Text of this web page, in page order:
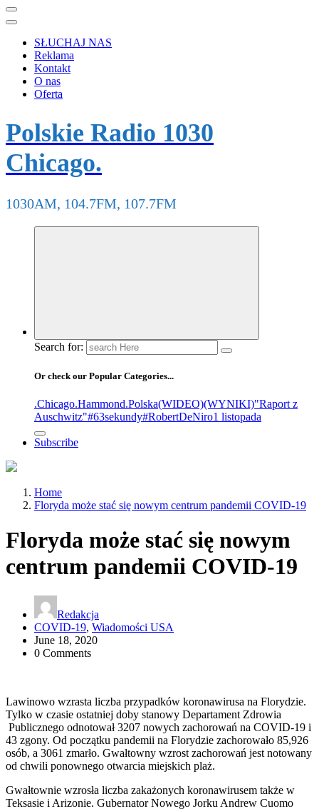
SŁUCHAJ NAS
Reklama
Kontakt
O nas
Oferta
Polskie Radio 1030
Chicago.
1030AM, 104.7FM, 107.7FM
Search for:
Or check our Popular Categories...
.Chicago.Hammond.Polska(WIDEO)(WYNIKI)"Raport z
Auschwitz"#63sekundy#RobertDeNiro1 listopada
Subscribe
Home
Floryda może stać się nowym centrum pandemii COVID-19
Floryda może stać się nowym
centrum pandemii COVID-19
Redakcja
COVID-19, Wiadomości USA
June 18, 2020
0 Comments
Lawinowo wzrasta liczba przypadków koronawirusa na Florydzie.
Tylko w czasie ostatniej doby stanowy Departament Zdrowia
Publicznego odnotował 3207 nowych zachorowań na COVID-19 i
43 zgony. Od początku pandemii na Florydzie zachorowało 85,926
osób, a 3061 zmarło. Gwałtowny wzrost zachorowań jest notowany
od chwili ponownego otwarcia miejskich plaż.
Gwałtownie wzrosła liczba zakażonych koronawirusem także w
Teksasie i Arizonie. Gubernator Nowego Jorku Andrew Cuomo